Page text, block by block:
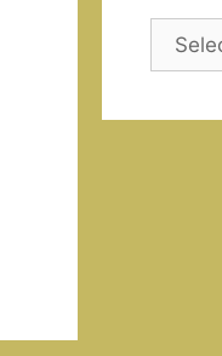
Archives